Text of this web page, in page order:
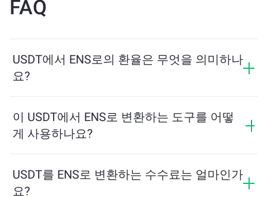
FAQ
USDT에서 ENS로의 환율은 무엇을 의미하나
요?
줍니다. 이 환율은 시장 상황, 수요와 공급, 그리고 유동성
에 따라 변동합니다.
이 USDT에서 ENS로 변환하는 도구를 어떻
게 사용하나요?
수량을 계산해줍니다. 그런 다음, 안내에 따라 거래를 완
료하세요.
USDT를 ENS로 변환하는 수수료는 얼마인가
요?